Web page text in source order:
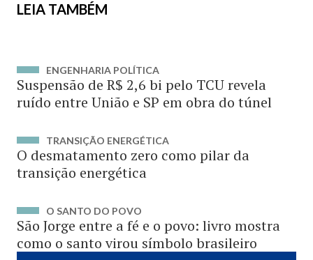
LEIA TAMBÉM
ENGENHARIA POLÍTICA
Suspensão de R$ 2,6 bi pelo TCU revela
ruído entre União e SP em obra do túnel
TRANSIÇÃO ENERGÉTICA
O desmatamento zero como pilar da
transição energética
O SANTO DO POVO
São Jorge entre a fé e o povo: livro mostra
como o santo virou símbolo brasileiro